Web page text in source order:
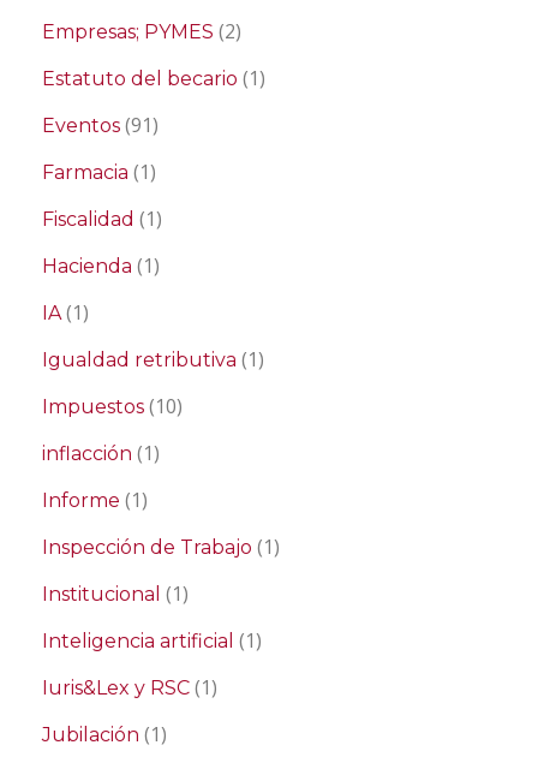
Empresas; PYMES (2)
Estatuto del becario (1)
Eventos (91)
Farmacia (1)
Fiscalidad (1)
Hacienda (1)
IA(1)
Igualdad retributiva (1)
Impuestos (10)
inflacción (1)
Informe (1)
Inspección de Trabajo (1)
Institucional (1)
Inteligencia artificial (1)
Iuris&Lex y RSC (1)
Jubilación (1)